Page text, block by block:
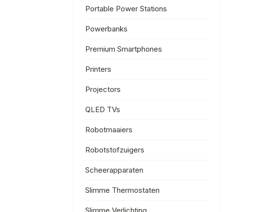
Portable Power Stations
Powerbanks
Premium Smartphones
Printers
Projectors
QLED TVs
Robotmaaiers
Robotstofzuigers
Scheerapparaten
Slimme Thermostaten